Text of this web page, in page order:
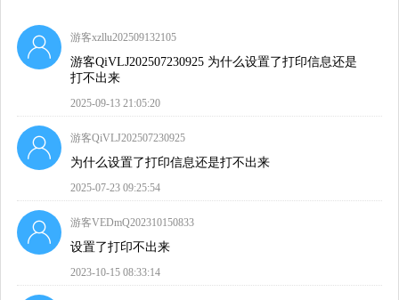
游客xzllu202509132105
游客QiVLJ202507230925 为什么设置了打印信息还是
打不出来
2025-09-13 21:05:20
游客QiVLJ202507230925
为什么设置了打印信息还是打不出来
2025-07-23 09:25:54
游客VEDmQ202310150833
设置了打印不出来
2023-10-15 08:33:14